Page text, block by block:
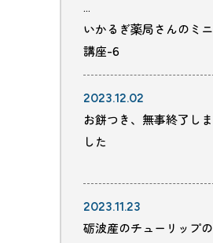
…
いかるぎ薬局さんのミニ
講座-6
2023.12.02
お餅つき、無事終了しま
した
2023.11.23
砺波産のチューリップの